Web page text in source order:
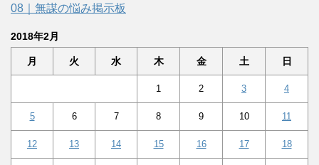
08｜無謀の悩み掲示板
2018年2月
月 火 水 木 金 土 日
1 2 3 4
5 6 7 8 9 10 11
12 13 14 15 16 17 18